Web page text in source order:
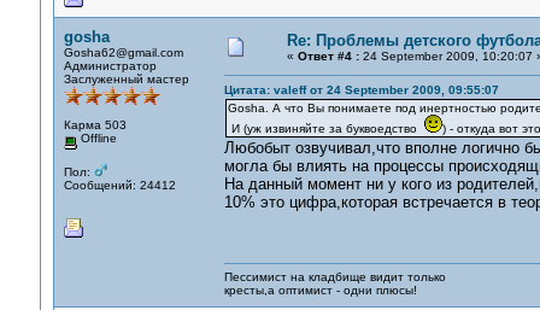
gosha
Gosha62@gmail.com
Администратор
Заслуженный мастер
Карма 503
Offline
Пол:
Сообщений: 24412
Re: Проблемы детского
« Ответ #4 :24 September 2009, 10:20:07
Цитата: valeff от 24 September 2009, 09:55:07
Gosha. А что Вы понимаете под инертностью
И (уж извиняйте за буквоедство
) - откуда вот
Любобыт озвучивал,что вполне логично
могла бы влиять на процессы
На данный момент ни у кого из
10% это цифра,которая встречается в
Пессимист на кладбище видит только
кресты,а оптимист - одни плюсы!